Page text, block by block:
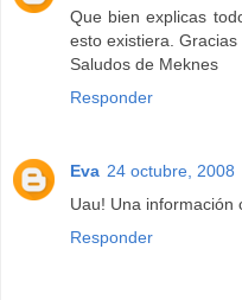
Que bien explicas
esto existiera.
Saludos de Meknes
Responder
Eva 24 octubre, 2008
Uau! Una información
Responder